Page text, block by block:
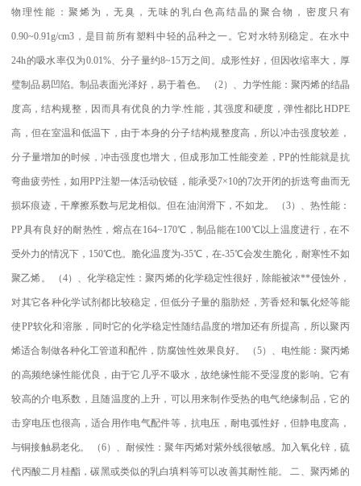
物理性能：聚烯为，无臭，无味的乳白色高结晶的聚合物，密度只有
0.90~0.91g/cm3 ，是目前所有塑料中轻的品种之一。它对水特别稳定。在水中
24h的吸水率仅为0.01%、分子量约8~15万之间。成形性好，但因收缩率大，厚
璧制品易凹陷。制品表面光泽好，易于着色。 （2）、力学性能：聚丙烯的结晶
度高，结构规整，因而具有优良的力学.性能，其强度和硬度，弹性都比HDPE
高，但在室温和低温下，由于本身的分子结构规整度高，所以冲击强度较差，
分子量增加的时候，冲击强度也增大，但成形加工性能变差， PP的性能就是抗
弯曲疲劳性，如用PP注塑一体活动铰链，能承受7×10的7次开闭的折迭弯曲而无
损坏痕迹，干摩擦系数与尼龙相似。但在油润滑下，不如龙。 （3）、热性能：
PP具有良好的耐热性，熔点在164~170℃ ，制品能在100℃以上温度进行，在不
受外力的情况下， 150℃也。脆化温度为-35℃，在-35℃会发生脆化，耐寒性不如
聚乙烯。 （4）、化学稳定性：聚丙烯的化学稳定性很好，除能被浓**侵蚀外，
对其它各种化学试剂都比较稳定，但低分子量的脂肪烃，芳香烃和氯化烃等能
使PP软化和溶胀，同时它的化学稳定性随结晶度的增加还有所提高，所以聚丙
烯适合制做各种化工管道和配件，防腐蚀性效果良好。 （5）、电性能：聚丙烯
的高频绝缘性能优良，由于它几乎不吸水，故绝缘性能不受湿度的影响。它有
较高的介电系数，且随温度的上升，可以用来制作受热的电气绝缘制品，它的
击穿电压也很高，适合用作电气配件等，抗电压，耐电弧性好，但静电度高，
与铜接触易老化。 （6）、耐候性：聚年丙烯对紫外线很敏感。加入氧化锌，硫
代丙酸二月桂酯，碳黑或类似的乳白填料等可以改善其耐性能。二、聚丙烯的